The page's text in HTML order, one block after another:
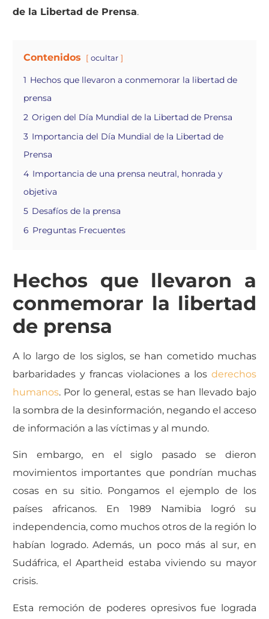
de la Libertad de Prensa.
Contenidos ocultar
1 Hechos que llevaron a conmemorar la libertad de
prensa
2 Origen del Día Mundial de la Libertad de Prensa
3 Importancia del Día Mundial de la Libertad de
Prensa
4 Importancia de una prensa neutral, honrada y
objetiva
5 Desafíos de la prensa
6 Preguntas Frecuentes
Hechos que llevaron a
conmemorar la libertad
de prensa
A lo largo de los siglos, se han cometido muchas
barbaridades y francas violaciones a los derechos
humanos. Por lo general, estas se han llevado bajo
la sombra de la desinformación, negando el acceso
de información a las víctimas y al mundo.
Sin embargo, en el siglo pasado se dieron
movimientos importantes que pondrían muchas
cosas en su sitio. Pongamos el ejemplo de los
países africanos. En 1989 Namibia logró su
independencia, como muchos otros de la región lo
habían logrado. Además, un poco más al sur, en
Sudáfrica, el Apartheid estaba viviendo su mayor
crisis.
Esta remoción de poderes opresivos fue lograda